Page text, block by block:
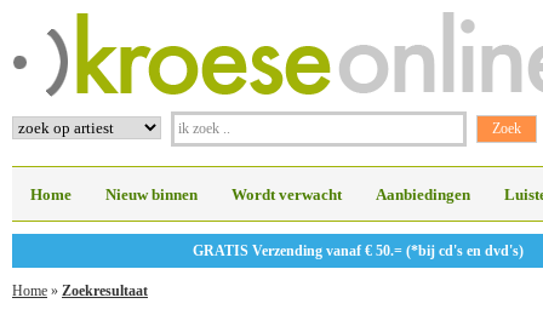
Home Nieuw binnen Wordt verwacht Aanbiedingen
GRATIS Verzending vanaf € 50.= (*bij cd's en dvd's)
Home » Zoekresultaat